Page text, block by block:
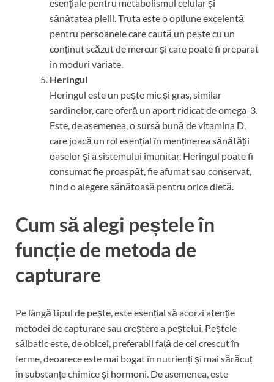
esențiale pentru metabolismul celular și
sănătatea pielii. Truta este o opțiune excelentă
pentru persoanele care caută un pește cu un
conținut scăzut de mercur și care poate fi preparat
în moduri variate.
Heringul
Heringul este un pește mic și gras, similar
sardinelor, care oferă un aport ridicat de omega-3.
Este, de asemenea, o sursă bună de vitamina D,
care joacă un rol esențial în menținerea sănătății
oaselor și a sistemului imunitar. Heringul poate fi
consumat fie proaspăt, fie afumat sau conservat,
fiind o alegere sănătoasă pentru orice dietă.
Cum să alegi peștele în
funcție de metoda de
capturare
Pe lângă tipul de pește, este esențial să acorzi atenție
metodei de capturare sau creștere a peștelui. Peștele
sălbatic este, de obicei, preferabil față de cel crescut în
ferme, deoarece este mai bogat în nutrienți și mai sărăcuț
în substanțe chimice și hormoni. De asemenea, este